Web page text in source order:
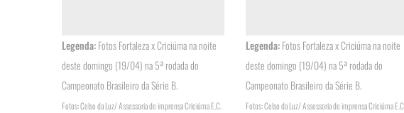
Legenda:Fotos Fortaleza x Criciúma na noite
deste domingo (19/04) na 5ª rodada do
Campeonato Brasileiro da Série B.
Fotos: Celso da Luz/ Assessoria de imprensa Criciúma E.C.
Legenda:Fotos Fortaleza x Criciúma na noite
deste domingo (19/04) na 5ª rodada do
Campeonato Brasileiro da Série B.
Fotos: Celso da Luz/ Assessoria de imprensa Criciúma E.C.